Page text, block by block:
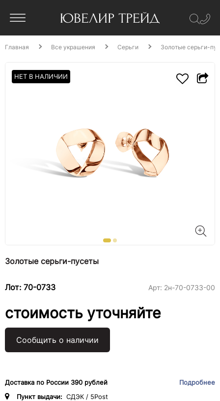
Главная Все украшения Серьги Золотые серьги-
НЕТ В НАЛИЧИИ
Золотые серьги-пусеты
Лот: 70-0733 Арт: 2н-70-0733-00
стоимость уточняйте
Сообщить о наличии
Доставка по России 390 рублей
Подробнее
Пункт выдачи: СДЭК / 5Post